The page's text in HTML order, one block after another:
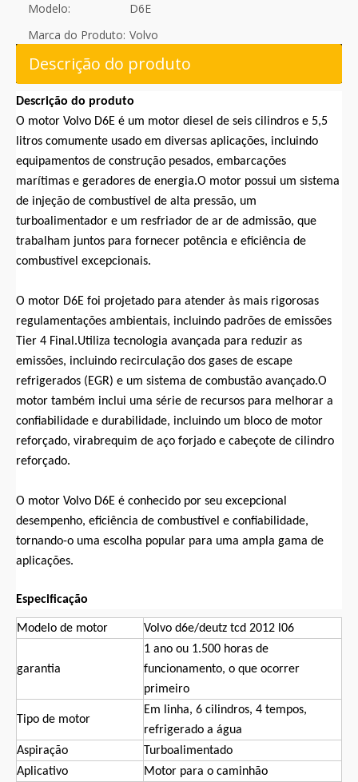
Modelo:
D6E
Marca do Produto: Volvo
Descrição do produto
Descrição do produto
O motor Volvo D6E é um motor diesel de seis cilindros e 5,5
litros comumente usado em diversas aplicações, incluindo
equipamentos de construção pesados, embarcações
marítimas e geradores de energia.O motor possui um sistema
de injeção de combustível de alta pressão, um
turboalimentador e um resfriador de ar de admissão, que
trabalham juntos para fornecer potência e eficiência de
combustível excepcionais.
O motor D6E foi projetado para atender às mais rigorosas
regulamentações ambientais, incluindo padrões de emissões
Tier 4 Final.Utiliza tecnologia avançada para reduzir as
emissões, incluindo recirculação dos gases de escape
refrigerados (EGR) e um sistema de combustão avançado.O
motor também inclui uma série de recursos para melhorar a
confiabilidade e durabilidade, incluindo um bloco de motor
reforçado, virabrequim de aço forjado e cabeçote de cilindro
reforçado.
O motor Volvo D6E é conhecido por seu excepcional
desempenho, eficiência de combustível e confiabilidade,
tornando-o uma escolha popular para uma ampla gama de
aplicações.
Especificação
Modelo de motor Volvo d6e/deutz tcd 2012 l06
garantia
1 ano ou 1.500 horas de
funcionamento, o que ocorrer
primeiro
Tipo de motor
Em linha, 6 cilindros, 4 tempos,
refrigerado a água
Aspiração
Turboalimentado
Aplicativo
Motor para o caminhão